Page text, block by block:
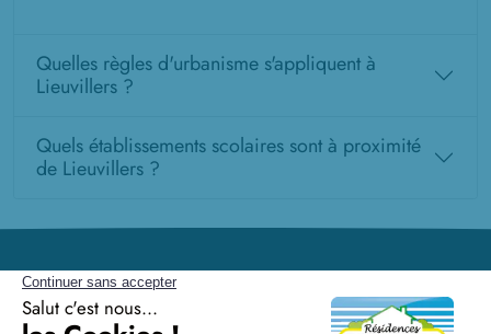
Quelles règles d'urbanisme s'appliquent à
Lieuvillers ?
Quels établissements scolaires sont à proximité
de Lieuvillers ?